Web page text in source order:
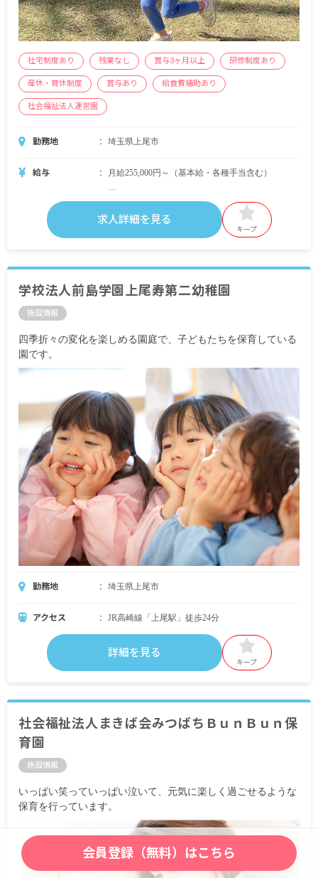
社宅制度あり 残業なし 賞与3ヶ月以上 研修制度あり
産休・育休制度 賞与あり 給食費補助あり
社会福祉法人運営園
勤務地 埼玉県上尾市
給与 月給255,000円～（基本給・各種手当含む）
＜別途支給手当＞
■資格手当
■保育士処遇改善手当（区分2・区分3）
■交通費別途支給
■時間外手当
求人詳細を見る
キープ
学校法人前島学園上尾寿第二幼稚園
施設情報
四季折々の変化を楽しめる園庭で、子どもたちを保育している
園です。
勤務地 埼玉県上尾市
アクセス JR高崎線「上尾駅」徒歩24分
詳細を見る
キープ
社会福祉法人まきば会みつばちＢｕｎＢｕｎ保
育園
施設情報
いっぱい笑っていっぱい泣いて、元気に楽しく過ごせるような
保育を行っています。
会員登録（無料）はこちら